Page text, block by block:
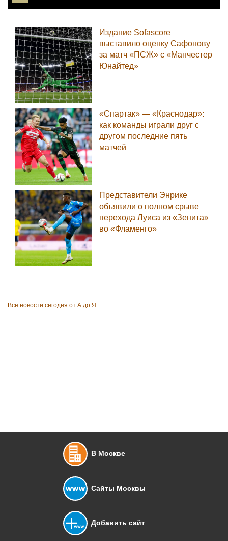
Издание Sofascore
выставило оценку Сафонову
за матч «ПСЖ» с «Манчестер
Юнайтед»
«Спартак» — «Краснодар»:
как команды играли друг с
другом последние пять
матчей
Представители Энрике
объявили о полном срыве
перехода Луиса из «Зенита»
во «Фламенго»
Все новости сегодня от А до Я
В Москве
Сайты Москвы
Добавить сайт